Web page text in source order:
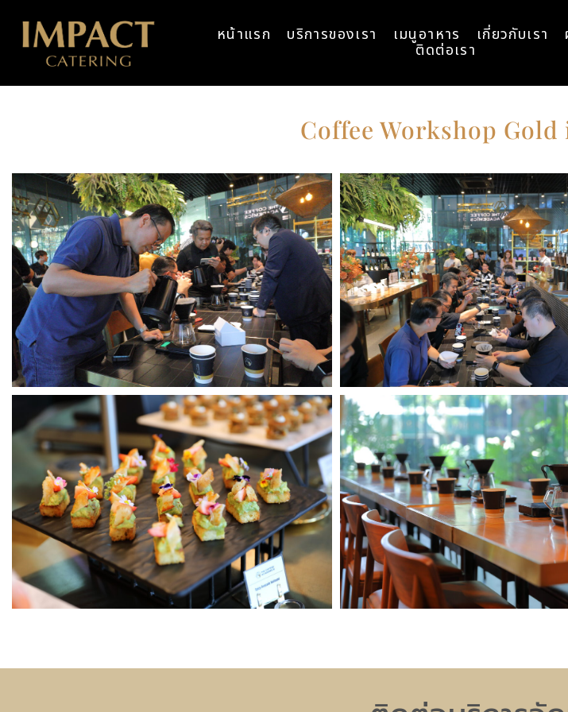
หน้าแรก บริการของเรา เมนูอาหาร เกี่ยวกับเรา
ติดต่อเรา
Coffee Workshop